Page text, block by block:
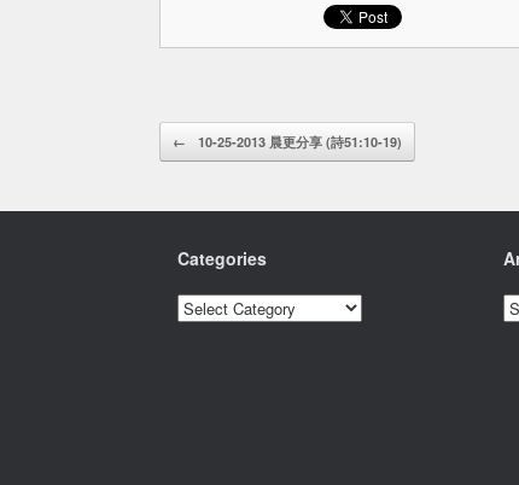
Post navigation
← 10-25-2013 晨更分享 (詩51:10-19)
Categories
Categories